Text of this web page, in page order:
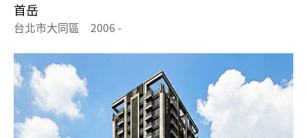
首岳
台北市大同區 2006 -